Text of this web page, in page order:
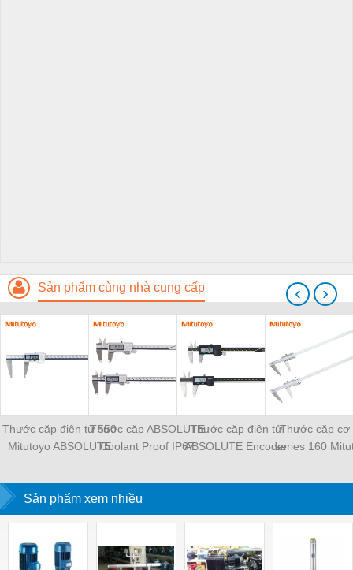
Sản phẩm cùng nhà cung cấp
Thước cặp điện tử 550
Mitutoyo ABSOLUTE
Thước cặp ABSOLUTE
Coolant Proof IP67
Thước cặp điện tử
ABSOLUTE Encoder
Thước cặp cơ
series 160
‹ ›
Sản phẩm xem nhiều